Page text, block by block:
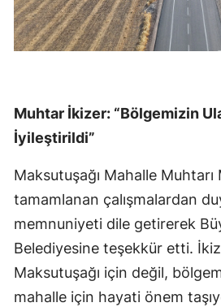
Muhtar İkizer: “Bölgemizin
İyileştirildi”
Maksutuşağı Mahalle
tamamlanan çalışmalardan
memnuniyeti dile getirerek
Belediyesine teşekkür etti.
Maksutuşağı için değil,
mahalle için hayati önem